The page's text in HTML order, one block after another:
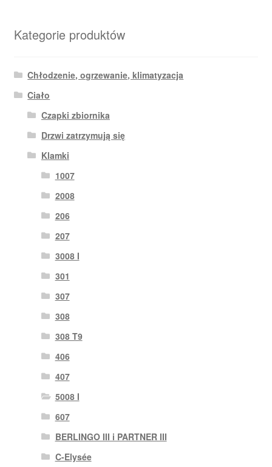
Kategorie produktów
Chłodzenie, ogrzewanie, klimatyzacja
Ciało
Czapki zbiornika
Drzwi zatrzymują się
Klamki
1007
2008
206
207
3008 I
301
307
308
308 T9
406
407
5008 I
607
BERLINGO III i PARTNER III
C-Elysée